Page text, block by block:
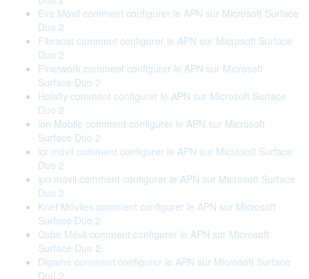
Eva Móvil comment configurer le APN sur Microsoft Surface
Duo 2
Fibracat comment configurer le APN sur Microsoft Surface
Duo 2
Finetwork comment configurer le APN sur Microsoft
Surface Duo 2
Holafly comment configurer le APN sur Microsoft Surface
Duo 2
ion Mobile comment configurer le APN sur Microsoft
Surface Duo 2
lcr móvil comment configurer le APN sur Microsoft Surface
Duo 2
ipo móvil comment configurer le APN sur Microsoft Surface
Duo 2
Knet Móviles comment configurer le APN sur Microsoft
Surface Duo 2
Cube Móvil comment configurer le APN sur Microsoft
Surface Duo 2
Digame comment configurer le APN sur Microsoft Surface
Duo 2